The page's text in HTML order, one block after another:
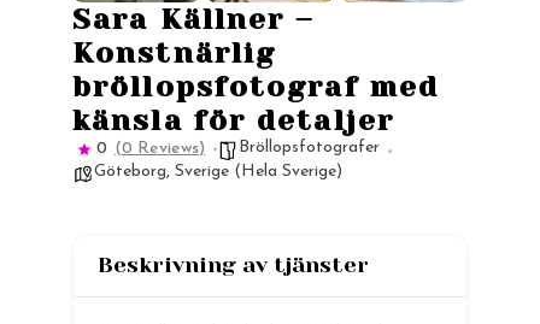
Sara Källner –
Konstnärlig
bröllopsfotograf med
känsla för detaljer
0 (0 Reviews)
Bröllopsfotografer
Göteborg, Sverige (Hela Sverige)
Beskrivning av tjänster